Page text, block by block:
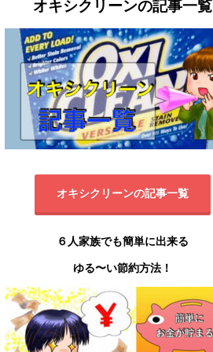
オキシクリーンの記事一覧
オキシクリーンの記事一覧
６人家族でも簡単に出来る
ゆる〜い節約方法！